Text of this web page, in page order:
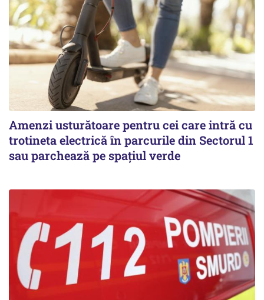
Amenzi usturătoare pentru cei care intră cu
trotineta electrică în parcurile din Sectorul 1
sau parchează pe spațiul verde